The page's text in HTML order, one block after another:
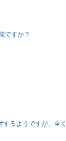
ですか？
るようですが、全く